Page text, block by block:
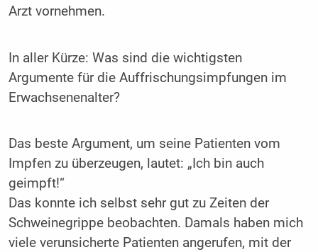
Arzt vornehmen.
In aller Kürze: Was sind die wichtigsten
Argumente für die Auffrischungsimpfungen im
Erwachsenenalter?
Das beste Argument, um seine Patienten vom
Impfen zu überzeugen, lautet: „Ich bin auch
geimpft!“
Das konnte ich selbst sehr gut zu Zeiten der
Schweinegrippe beobachten. Damals haben mich
viele verunsicherte Patienten angerufen, mit der